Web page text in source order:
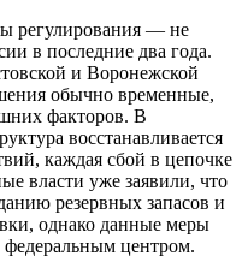
регулирования — не
в последние два года.
и Воронежской
обычно временные,
факторов. В
восстанавливается
каждая сбой в цепочке
власти уже заявили, что
резервных запасов и
однако данные меры
федеральным центром.